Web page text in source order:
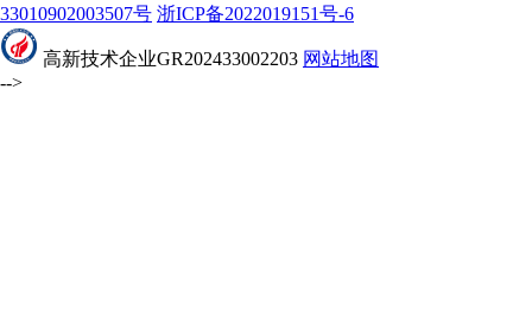
33010902003507号 浙ICP备2022019151号-6
高新技术企业GR202433002203 网站地图
-->